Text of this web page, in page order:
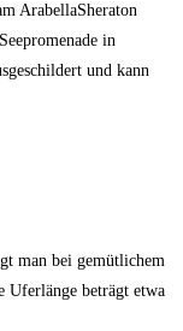
ArabellaSheraton
in
und kann
man bei gemütlichem
Uferlänge beträgt etwa